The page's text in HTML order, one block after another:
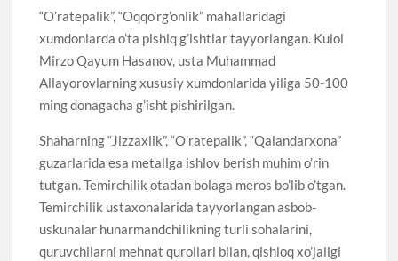
“O’ratepalik”, “Oqqo’rg’onlik” mahallaridagi
xumdonlarda o’ta pishiq g’ishtlar tayyorlangan. Kulol
Mirzo Qayum Hasanov, usta Muhammad
Allayorovlarning xususiy xumdonlarida yiliga 50-100
ming donagacha g’isht pishirilgan.
Shaharning “Jizzaxlik”, “O’ratepalik”, “Qalandarxona”
guzarlarida esa metallga ishlov berish muhim o’rin
tutgan. Temirchilik otadan bolaga meros bo’lib o’tgan.
Temirchilik ustaxonalarida tayyorlangan asbob-
uskunalar hunarmandchilikning turli sohalarini,
quruvchilarni mehnat qurollari bilan, qishloq xo’jaligi